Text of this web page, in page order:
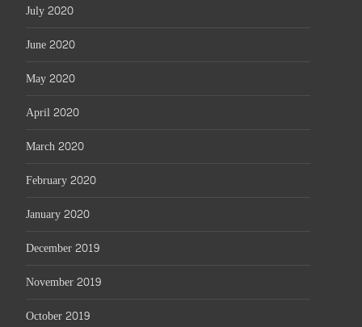
July 2020
June 2020
May 2020
April 2020
March 2020
February 2020
January 2020
December 2019
November 2019
October 2019